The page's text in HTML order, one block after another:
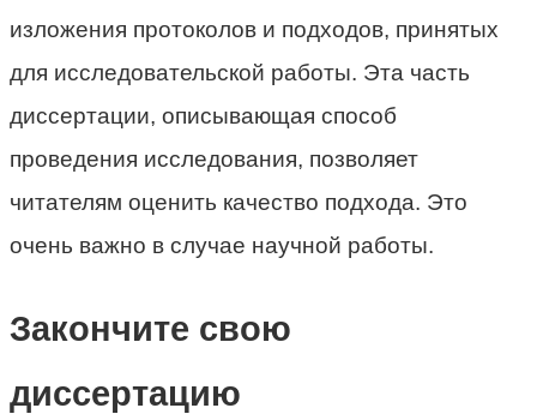
изложения протоколов и подходов, принятых
для исследовательской работы. Эта часть
диссертации, описывающая способ
проведения исследования, позволяет
читателям оценить качество подхода. Это
очень важно в случае научной работы.
Закончите свою
диссертацию